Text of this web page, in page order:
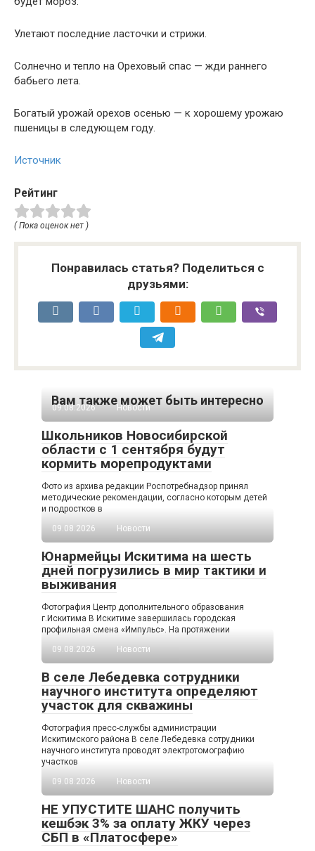
Улетают последние ласточки и стрижи.
Солнечно и тепло на Ореховый спас — жди раннего
бабьего лета.
Богатый урожай орехов осенью — к хорошему урожаю
пшеницы в следующем году.
Источник
Рейтинг
( Пока оценок нет )
Понравилась статья? Поделиться с
друзьями:
Вам также может быть интересно
09.08.2026 Новости
Школьников Новосибирской
области с 1 сентября будут
кормить морепродуктами
Фото из архива редакции Роспотребнадзор принял
методические рекомендации, согласно которым детей
и подростков в
09.08.2026
Новости
Юнармейцы Искитима на шесть
дней погрузились в мир тактики и
выживания
Фотография Центр дополнительного образования
г.Искитима В Искитиме завершилась городская
профильная смена «Импульс». На протяжении
09.08.2026
Новости
В селе Лебедевка сотрудники
научного института определяют
участок для скважины
Фотография пресс-службы администрации
Искитимского района В селе Лебедевка сотрудники
научного института проводят электротомографию
участков
09.08.2026
Новости
НЕ УПУСТИТЕ ШАНС получить
кешбэк 3% за оплату ЖКУ через
СБП в «Платосфере»